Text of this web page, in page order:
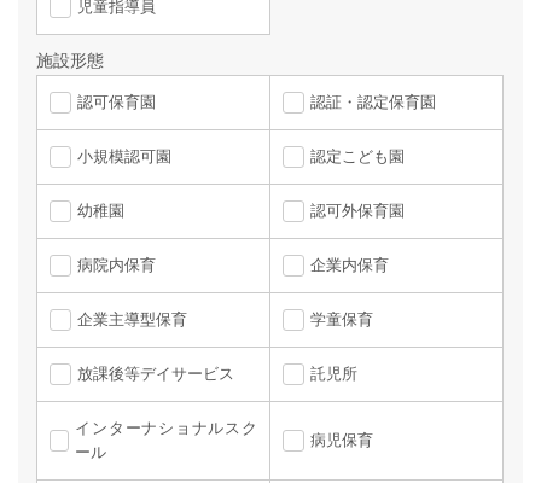
児童指導員
施設形態
認可保育園 認証・認定保育園
小規模認可園 認定こども園
幼稚園 認可外保育園
病院内保育 企業内保育
企業主導型保育 学童保育
放課後等デイサービス 託児所
インターナショナルスク
ール
病児保育